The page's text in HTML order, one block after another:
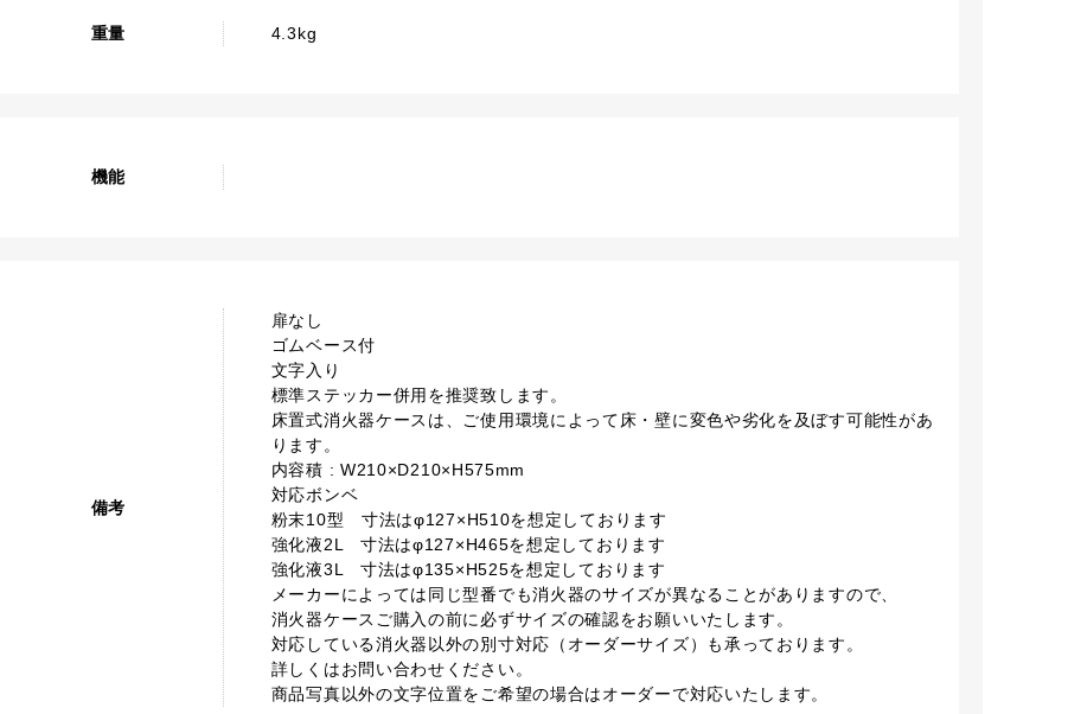
重量 4.3kg
機能
備考
扉なし
ゴムベース付
文字入り
標準ステッカー併用を推奨致します。
床置式消火器ケースは、ご使用環境によって床・壁に変色や劣化を及ぼす可能性があ
ります。
内容積 : W210×D210×H575mm
対応ボンベ
粉末10型 寸法はφ127×H510を想定しております
強化液2L 寸法はφ127×H465を想定しております
強化液3L 寸法はφ135×H525を想定しております
メーカーによっては同じ型番でも消火器のサイズが異なることがありますので、
消火器ケースご購入の前に必ずサイズの確認をお願いいたします。
対応している消火器以外の別寸対応（オーダーサイズ）も承っております。
詳しくはお問い合わせください。
商品写真以外の文字位置をご希望の場合はオーダーで対応いたします。